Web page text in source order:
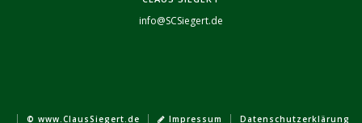
info@SCSiegert.de
| © www.ClausSiegert.de | Impressum | Datenschutzerklärung